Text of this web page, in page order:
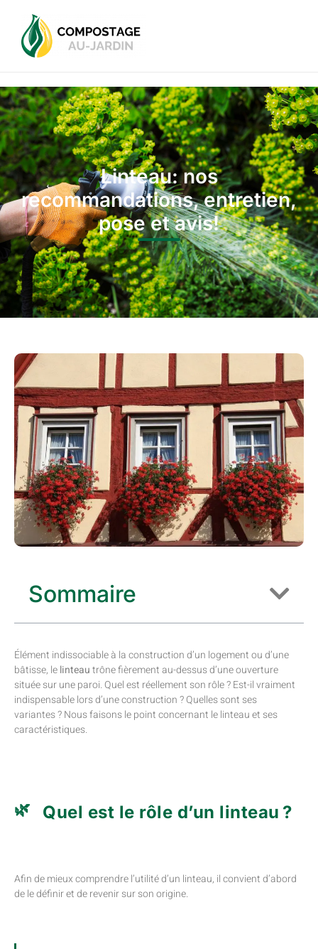
Linteau: nos
recommandations, entretien,
pose et avis!
Sommaire
Élément indissociable à la construction d’un logement ou d’une
bâtisse, lelinteautrône fièrement au-dessus d’une ouverture
située sur une paroi. Quel est réellement son rôle ? Est-il vraiment
indispensable lors d’une construction ? Quelles sont ses
variantes ? Nous faisons le point concernant le linteau et ses
caractéristiques.
Quel est le rôle d’un linteau ?
Afin de mieux comprendre l’utilité d’un linteau, il convient d’abord
de le définir et de revenir sur son origine.